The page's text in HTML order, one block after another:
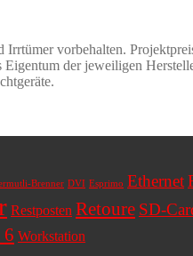
vorbehalten.
der jeweiligen
Brenner DVI Esprimo Ethernet
Restposten Retoure SD-
Workstation